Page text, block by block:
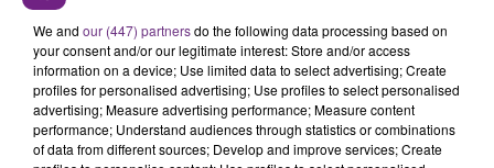
LE MAGASIN JOUÉCLUB DE REIMS FERME
SES PORTES
C'était l'une des institutions du centre-ville
rémois. Le magasin JouéClub est contraint de
fermer ses portes.
TITRES DIFFUSÉS
We and our (447) partnersdo the following data processing based on
your consent and/or our legitimate interest: Store and/or access
information on a device; Use limited data to select advertising; Create
profiles for personalised advertising; Use profiles to select personalised
advertising; Measure advertising performance; Measure content
performance; Understand audiences through statistics or combinations
of data from different sources; Develop and improve services; Create